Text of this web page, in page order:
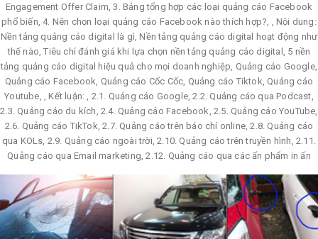
Engagement Offer Claim, 3. Bảng tổng hợp các loại quảng cáo Facebook
phổ biến, 4. Nên chọn loại quảng cáo Facebook nào thích hợp?, , Nội dung:
Nền tảng quảng cáo digital là gì, Nền tảng quảng cáo digital hoạt động như
thế nào, Tiêu chí đánh giá khi lựa chọn nền tảng quảng cáo digital, 5 nền
tảng quảng cáo digital hiệu quả cho mọi doanh nghiệp, Quảng cáo Google,
Quảng cáo Facebook, Quảng cáo Cốc Cốc, Quảng cáo Tiktok, Quảng cáo
Youtube, , Kết luận: , 2.1. Quảng cáo Google, 2.2. Quảng cáo qua Podcast,
2.3. Quảng cáo du kích, 2.4. Quảng cáo Facebook, 2.5. Quảng cáo YouTube,
2.6. Quảng cáo TikTok, 2.7. Quảng cáo trên báo chí online, 2.8. Quảng cáo
qua KOLs, 2.9. Quảng cáo ngoài trời, 2.10. Quảng cáo trên truyền hình, 2.11.
Quảng cáo qua Email marketing, 2.12. Quảng cáo qua các ấn phẩm in ấn